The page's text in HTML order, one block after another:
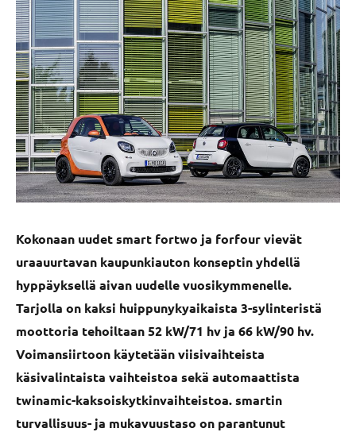
Kokonaan uudet smart fortwo ja forfour vievät
uraauurtavan kaupunkiauton konseptin yhdellä
hyppäyksellä aivan uudelle vuosikymmenelle.
Tarjolla on kaksi huippunykyaikaista 3-sylinteristä
moottoria tehoiltaan 52 kW/71 hv ja 66 kW/90 hv.
Voimansiirtoon käytetään viisivaihteista
käsivalintaista vaihteistoa sekä automaattista
twinamic-kaksoiskytkinvaihteistoa. smartin
turvallisuus- ja mukavuustaso on parantunut